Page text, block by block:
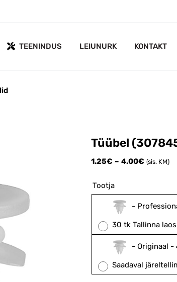
TEENINDUS LEIUNURK KONTAKT
Tüübel
1.25€ – 4.00€ Price
through
4.00€
(sis. KM)
Tootja
-
30 tk Tallinna laos
- Originaal -
Saadaval